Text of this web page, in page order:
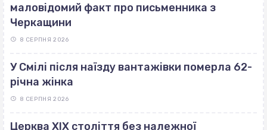
маловідомий факт про письменника з
Черкащини
8 СЕРПНЯ 2026
У Смілі після наїзду вантажівки померла 62-
річна жінка
8 СЕРПНЯ 2026
Церква ХІХ століття без належної